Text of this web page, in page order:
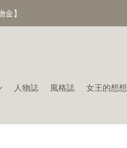
】
人物誌 風格誌 女王的想想